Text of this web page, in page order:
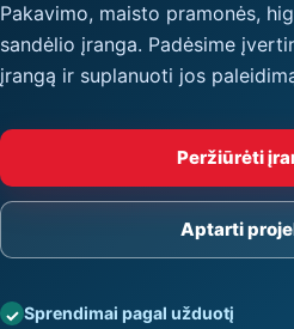
Pakavimo, maisto pramonės,
sandėlio įranga. Padėsime
įrangą ir suplanuoti jos
Peržiūrėti
Aptarti
Sprendimai pagal užduotį